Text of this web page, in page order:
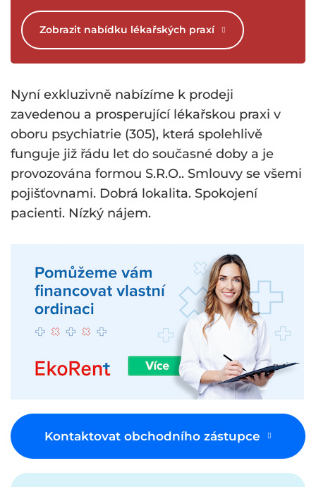
Zobrazit nabídku lékařských praxí
Nyní exkluzivně nabízíme k prodeji
zavedenou a prosperující lékařskou praxi v
oboru psychiatrie (305), která spolehlivě
funguje již řádu let do současné doby a je
provozována formou S.R.O.. Smlouvy se všemi
pojišťovnami. Dobrá lokalita. Spokojení
pacienti. Nízký nájem.
Kontaktovat obchodního zástupce